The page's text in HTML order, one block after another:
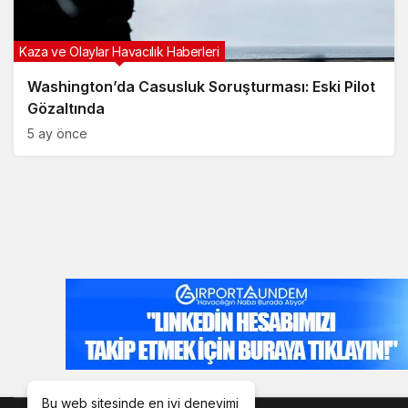
Washington’da Casusluk Soruşturması: Eski Pilot
Gözaltında
Kaza ve Olaylar Havacılık Haberleri
5 ay önce
Bu web sitesinde en iyi deneyimi